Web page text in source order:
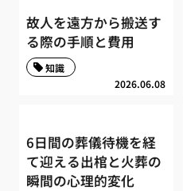
故人を遠方から搬送す
る際の手順と費用
2026.06.08
知識
6日間の葬儀待機を経
て迎える出棺と火葬の
瞬間の心理的変化